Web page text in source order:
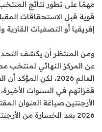
مهمًا على تطور نتائج
قوية قبل الاستحقاقات
إفريقيا أو التصفيات القارية
ومن المنتظر أن يكشف
عن المركز النهائي لمنتخب
العالم 2026، لكن
قفزاتهم في السنوات
الأرجنتين.صياغة العنوان
2026 بعد الخسارة من الأرجنتين.. هل تراجع الفراعنة؟